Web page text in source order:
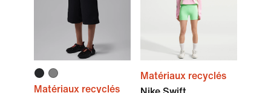
Matériaux recyclés
Matériaux recyclés